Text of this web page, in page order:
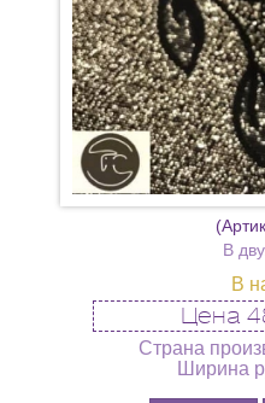
В
В
Цена
Страна
Ширина